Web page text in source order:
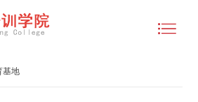
基地